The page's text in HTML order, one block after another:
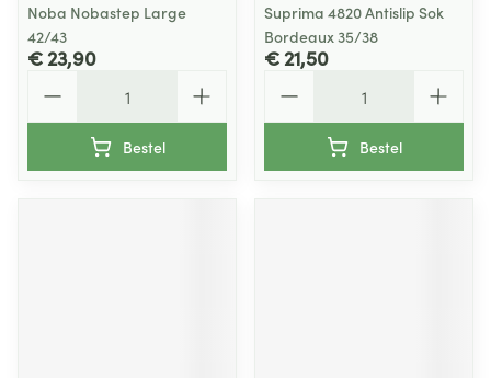
Noba Nobastep Large
42/43
€ 23,90
Bestel
Suprima 4820 Antislip Sok
Bordeaux 35/38
€ 21,50
Bestel